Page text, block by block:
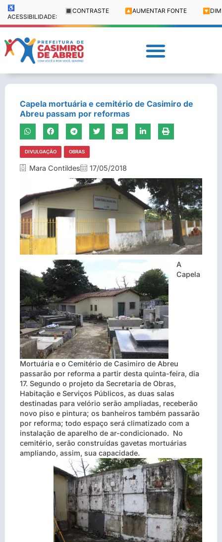
♿
ACESSIBILIDADE:
🔳 CONTRASTE 🔼 AUMENTAR FONTE 🔽
Capela mortuária e cemitério de Casimiro de
Abreu passam por reformas
DIVULGAÇÃO OBRAS
Mara Contildes 17/05/2018
A
Capela
Mortuária e o Cemitério de Casimiro de Abreu
passarão por reforma a partir desta quinta-feira, dia
17. Segundo o projeto da Secretaria de Obras,
Habitação e Serviços Públicos, as duas salas
destinadas para velório serão ampliadas, receberão
novo piso e pintura; os banheiros também passarão
por reforma; todo espaço será climatizado com a
instalação de aparelho de ar-condicionado. No
cemitério, serão construídas gavetas mortuárias
ampliando, assim, sua capacidade.